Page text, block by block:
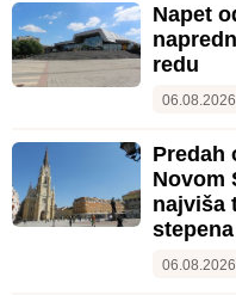
Napet
redu
06.08.2026.
Predah
Novom
najviša
stepena
06.08.2026.